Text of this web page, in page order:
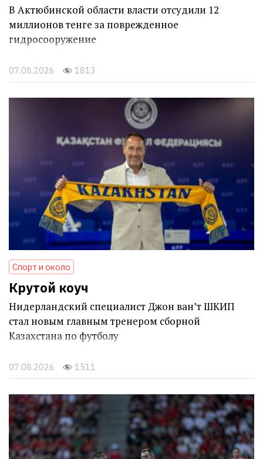
В Актюбинской области власти отсудили 12
миллионов тенге за поврежденное
гидросооружение
07.08.2026 1813
Спорт и около
Крутой коуч
Нидерландский специалист Джон ван’т ШКИП
стал новым главным тренером сборной
Казахстана по футболу
07.08.2026 1511